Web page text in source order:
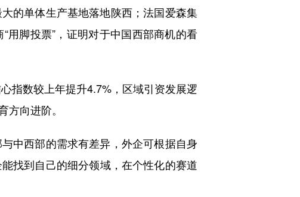
的单体生产基地落地陕西；法国爱森集
脚投票”，证明对于中国西部商机的看
数较上年提升4.7%，区域引资发展逻
向进阶。
中西部的需求有差异，外企可根据自身
找到自己的细分领域，在个性化的赛道